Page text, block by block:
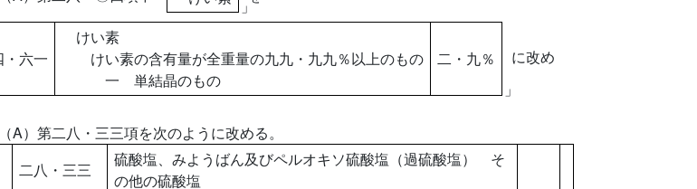
」
六一
けい素
けい素の含有量が全重量の九九・九九％以上のもの
一 単結晶のもの
二・九％
」
に改め
A）第二八・三三項を次のように改める。
二八・三三
硫酸塩、みようばん及びペルオキソ硫酸塩（過硫酸塩） そ
の他の硫酸塩